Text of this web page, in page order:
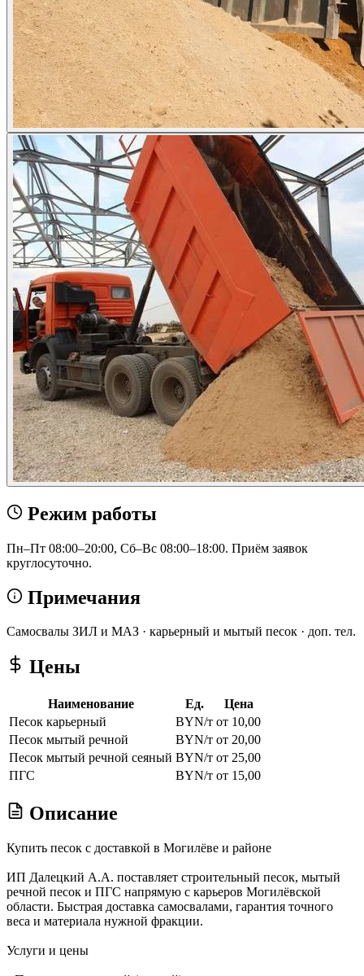
Режим работы
Пн–Пт 08:00–20:00, Сб–Вс 08:00–18:00. Приём заявок
круглосуточно.
Примечания
Самосвалы ЗИЛ и МАЗ · карьерный и мытый песок · доп. тел.
Цены
Наименование Ед.
Цена
Песок карьерный
BYN/т от 10,00
Песок мытый речной
BYN/т от 20,00
Песок мытый речной сеяный BYN/т от 25,00
ПГС
BYN/т от 15,00
Описание
Купить песок с доставкой в Могилёве и районе
ИП Далецкий А.А. поставляет строительный песок, мытый
речной песок и ПГС напрямую с карьеров Могилёвской
области. Быстрая доставка самосвалами, гарантия точного
веса и материала нужной фракции.
Услуги и цены